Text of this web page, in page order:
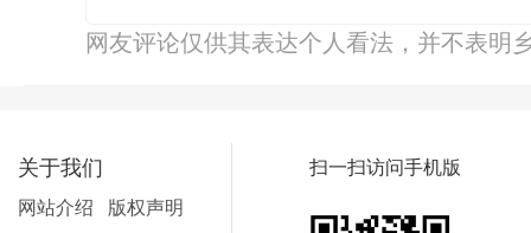
网友评论仅供其表达个人看法，并不表明
关于我们
网站介绍
版权声明
扫一扫访问手机版